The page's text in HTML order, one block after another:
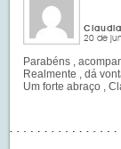
Claudia
20 de
Parabéns ,
Realmente , dá
Um forte abraço ,